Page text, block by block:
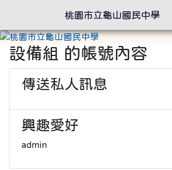
設備組 的帳號內容
傳送私人訊息
興趣愛好
admin
桃園市立龜山國民中學